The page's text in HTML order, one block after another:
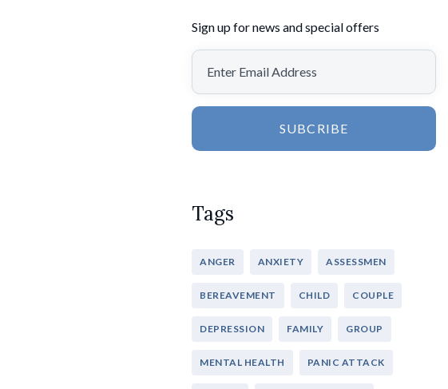
Sign up for news and special offers
SUBCRIBE
Tags
ANGER ANXIETY ASSESSMEN
BEREAVEMENT CHILD COUPLE
DEPRESSION FAMILY GROUP
MENTAL HEALTH PANIC ATTACK